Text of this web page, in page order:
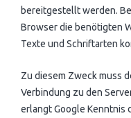
bereitgestellt werden.
Browser die benötigten
Texte und Schriftarten
Zu diesem Zweck muss
Verbindung zu den
erlangt Google Kenntnis